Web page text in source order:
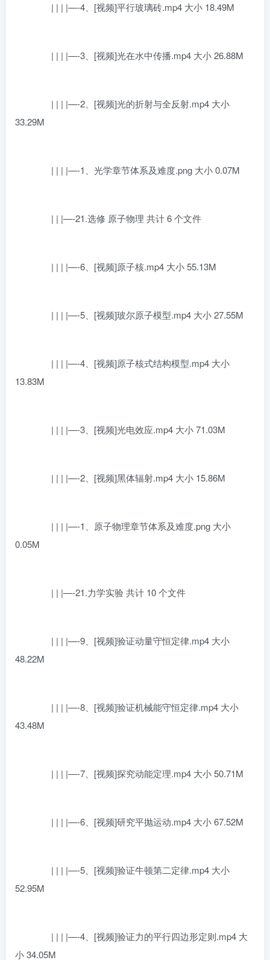
| | | |—-4、[视频]平行玻璃砖.mp4 大小 18.49M
| | | |—-3、[视频]光在水中传播.mp4 大小 26.88M
| | | |—-2、[视频]光的折射与全反射.mp4 大小
33.29M
| | | |—-1、光学章节体系及难度.png 大小 0.07M
| | |—-21.选修 原子物理 共计 6 个文件
| | | |—-6、[视频]原子核.mp4 大小 55.13M
| | | |—-5、[视频]玻尔原子模型.mp4 大小 27.55M
| | | |—-4、[视频]原子核式结构模型.mp4 大小
13.83M
| | | |—-3、[视频]光电效应.mp4 大小 71.03M
| | | |—-2、[视频]黑体辐射.mp4 大小 15.86M
| | | |—-1、原子物理章节体系及难度.png 大小
0.05M
| | |—-21.力学实验 共计 10 个文件
| | | |—-9、[视频]验证动量守恒定律.mp4 大小
48.22M
| | | |—-8、[视频]验证机械能守恒定律.mp4 大小
43.48M
| | | |—-7、[视频]探究动能定理.mp4 大小 50.71M
| | | |—-6、[视频]研究平抛运动.mp4 大小 67.52M
| | | |—-5、[视频]验证牛顿第二定律.mp4 大小
52.95M
| | | |—-4、[视频]验证力的平行四边形定则.mp4 大
小 34.05M